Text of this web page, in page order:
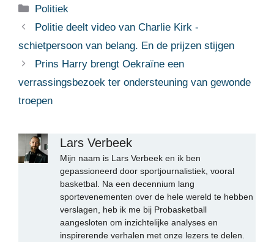
Categorieën
Politiek
Politie deelt video van Charlie Kirk -
schietpersoon van belang. En de prijzen stijgen
Prins Harry brengt Oekraïne een
verrassingsbezoek ter ondersteuning van gewonde
troepen
Lars Verbeek
Mijn naam is Lars Verbeek en ik ben
gepassioneerd door sportjournalistiek, vooral
basketbal. Na een decennium lang
sportevenementen over de hele wereld te hebben
verslagen, heb ik me bij Probasketball
aangesloten om inzichtelijke analyses en
inspirerende verhalen met onze lezers te delen.